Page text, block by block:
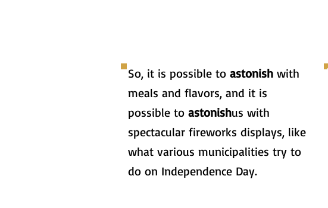
So, it is possible to astonish with
meals and flavors, and it is
possible to astonishus with
spectacular fireworks displays, like
what various municipalities try to
do on Independence Day.